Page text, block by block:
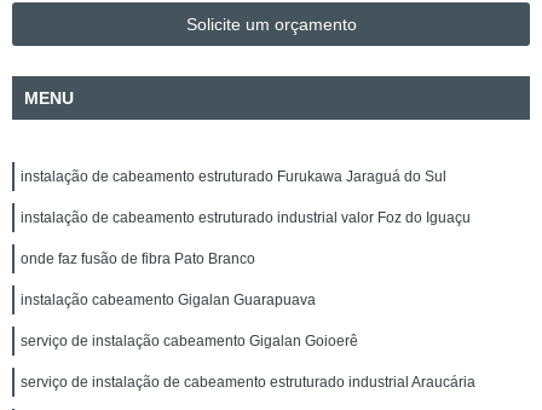
Solicite um orçamento
MENU
instalação de cabeamento estruturado Furukawa Jaraguá do Sul
instalação de cabeamento estruturado industrial valor Foz do Iguaçu
onde faz fusão de fibra Pato Branco
instalação cabeamento Gigalan Guarapuava
serviço de instalação cabeamento Gigalan Goioerê
serviço de instalação de cabeamento estruturado industrial Araucária